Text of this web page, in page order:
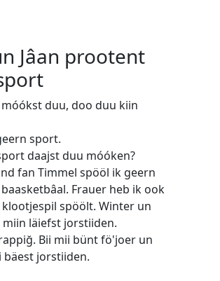
Jâan prootent
móókst duu, doo duu kiin
sport.
daajst duu móóken?
fan Timmel spööl ik geern
Frauer heb ik ook
spöölt. Winter un
läiefst jorstiiden.
Bii mii bünt fö'joer un
bäest jorstiiden.